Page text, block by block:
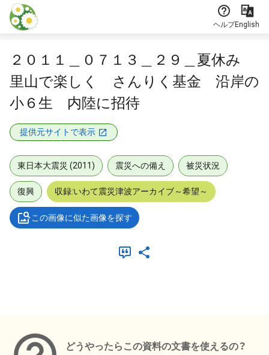
本文に飛ぶ
ヘルプEnglish
２０１１＿０７１３＿２９＿夏休み
里山で楽しく さんりく基金 沿岸の
小６生 内陸に招待
提供元サイトで表示
東日本大震災 (2011) 震災への備え 被災状況
復興 収録:いわて震災津波アーカイブ～希望～
この画像に似た画像を探す
どうやったらこの資料の文書を使えるの？